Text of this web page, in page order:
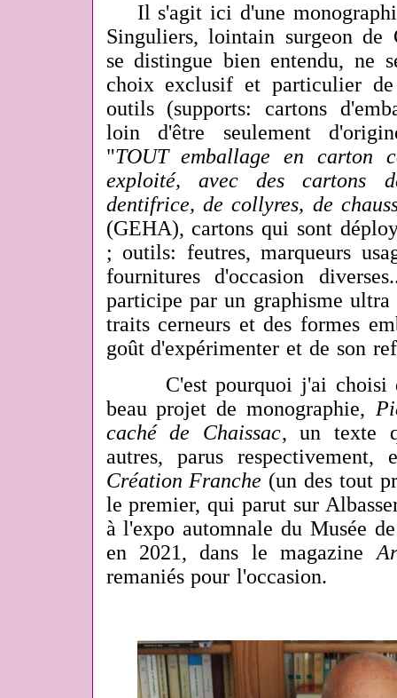
Il s'agit ici d'une
Singuliers, lointain surgeon de
se distingue bien entendu, ne
choix exclusif et particulier
outils (supports: cartons
loin d'être seulement
"TOUT emballage en carton
exploité, avec des cartons
dentifrice, de collyres, de
(GEHA), cartons qui sont
; outils: feutres, marqueurs
fournitures d'occasion
participe par un graphisme
traits cerneurs et des formes
goût d'expérimenter et de son
C'est pourquoi j'ai choisi
beau projet de monographie,
caché de Chaissac, un texte
autres, parus
Création Franche (un des tout
le premier, qui parut sur
à l'expo automnale du Musée
en 2021, dans le magazine
remaniés pour l'occasion.